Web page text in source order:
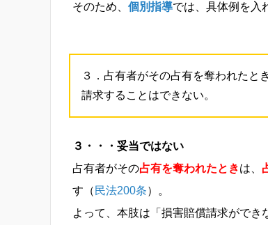
そのため、 個別指導では、具体例を入
３．占有者がその占有を奪われたと
請求することはできない。
３・・・妥当ではない
占有者がその占有を奪われたときは、
す（ 民法200条）。
よって、本肢は「損害賠償請求がで